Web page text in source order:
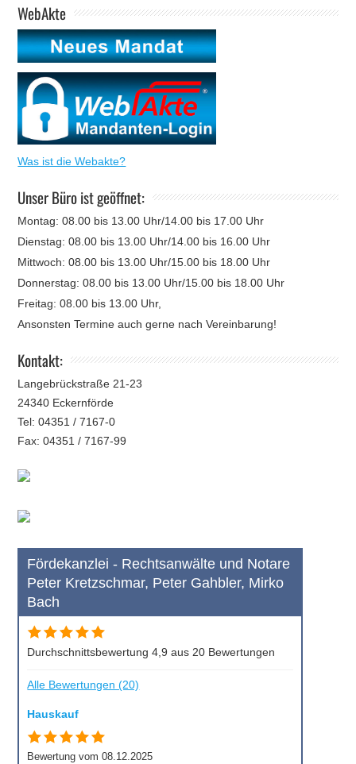
WebAkte
Was ist die Webakte?
Unser Büro ist geöffnet:
Montag: 08.00 bis 13.00 Uhr/14.00 bis 17.00 Uhr
Dienstag: 08.00 bis 13.00 Uhr/14.00 bis 16.00 Uhr
Mittwoch: 08.00 bis 13.00 Uhr/15.00 bis 18.00 Uhr
Donnerstag: 08.00 bis 13.00 Uhr/15.00 bis 18.00 Uhr
Freitag: 08.00 bis 13.00 Uhr,
Ansonsten Termine auch gerne nach Vereinbarung!
Kontakt:
Langebrückstraße 21-23
24340 Eckernförde
Tel: 04351 / 7167-0
Fax: 04351 / 7167-99
Fördekanzlei - Rechtsanwälte und Notare
Peter Kretzschmar, Peter Gahbler, Mirko
Bach
Durchschnittsbewertung 4,9 aus 20 Bewertungen
Alle Bewertungen (20)
Hauskauf
Bewertung vom 08.12.2025